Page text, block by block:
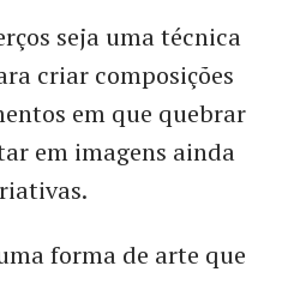
seja uma técnica
criar composições
em que quebrar
em imagens ainda
forma de arte que